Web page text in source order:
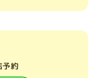
予約